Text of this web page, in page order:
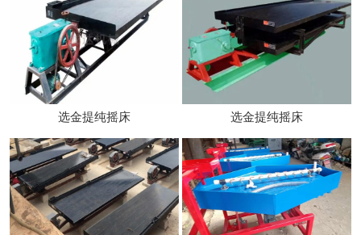
选金提纯摇床 选金提纯摇床